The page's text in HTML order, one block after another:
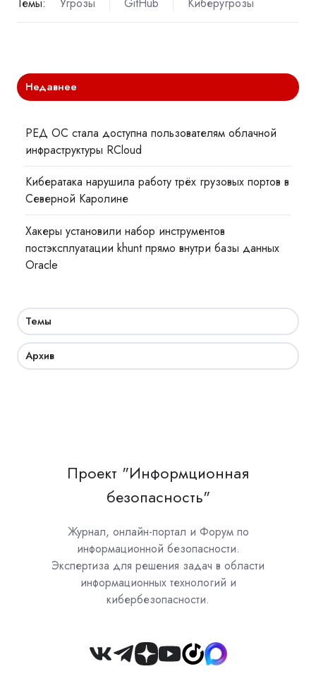
Недавнее
РЕД ОС стала доступна пользователям облачной
инфраструктуры RCloud
Кибератака нарушила работу трёх грузовых портов в
Северной Каролине
Хакеры установили набор инструментов
постэксплуатации khunt прямо внутри базы данных
Oracle
Темы
Архив
Проект "Информционная
безопасность"
Журнал, онлайн-портал и Форум по
информационной безопасности.
Экспертиза для решения задач в области
информационных технологий и
кибербезопасности.
Join